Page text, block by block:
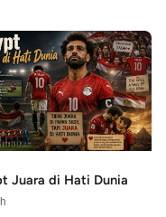
Juara di Hati Dunia